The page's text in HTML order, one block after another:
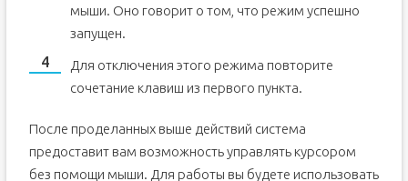
мыши. Оно говорит о том, что режим успешно
запущен.
Для отключения этого режима повторите
сочетание клавиш из первого пункта.
После проделанных выше действий система
предоставит вам возможность управлять курсором
без помощи мыши. Для работы вы будете использовать